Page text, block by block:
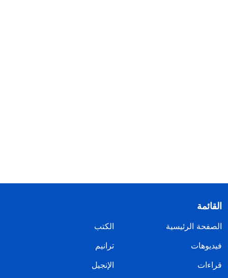
القائمة
الصفحة الرئيسية
الكتب
فيديوهات
ترانيم
قراءات
الإنجيل